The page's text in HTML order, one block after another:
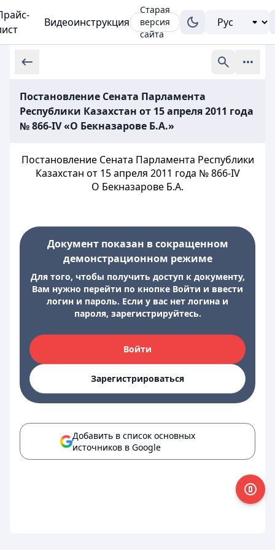
Видеоинструкция
Старая
версия
сайта
Постановление Сената Парламента
Республики Казахстан от 15 апреля 2011 года
№ 866-IV «О Бекназарове Б.А.»
Постановление Сената Парламента Республики
Казахстан от 15 апреля 2011 года № 866-IV
О Бекназарове Б.А.
Документ показан в сокращенном
демонстрационном режиме
Для того, чтобы получить доступ к документу,
Вам нужно перейти по кнопке Войти и ввести
логин и пароль. Если у вас нет логина и
пароля, зарегистрируйтесь.
Войти
Зарегистрироваться
Добавить в список основных
источников в Google